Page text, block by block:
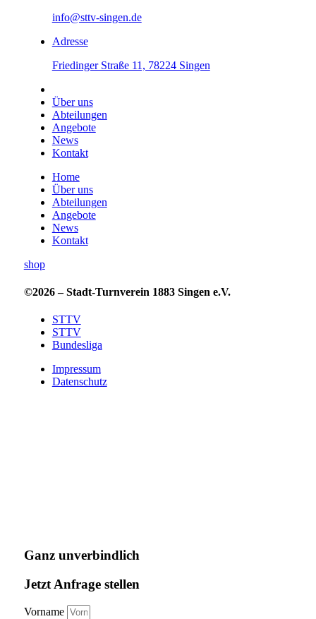
info@sttv-singen.de
Adresse
Friedinger Straße 11, 78224 Singen
Über uns
Abteilungen
Angebote
News
Kontakt
Home
Über uns
Abteilungen
Angebote
News
Kontakt
shop
©2026 – Stadt-Turnverein 1883 Singen e.V.
STTV
STTV
Bundesliga
Impressum
Datenschutz
Ganz unverbindlich
Jetzt Anfrage stellen
Vorname